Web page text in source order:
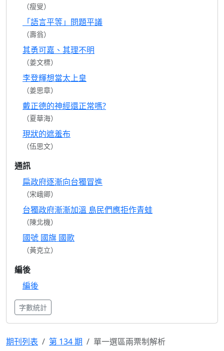
（瘦叟）
「語言平等」問題平議
（壽翁）
其勇可嘉、其理不明
（姜文標）
李登輝想當太上皇
（姜思章）
戴正德的神經還正常嗎?
（夏華海）
現狀的遮羞布
（伍思文）
通訊
扁政府逐漸向台獨冒進
（宋峨卿）
台獨政府漸漸加溫 島民們應拒作青蛙
（陳北機）
國號 國旗 國歌
（黃克立）
編後
編後
字數統計
期刊列表 第 134 期 單一選區兩票制解析